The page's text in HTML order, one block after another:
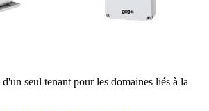
seul tenant pour les domaines liés à la